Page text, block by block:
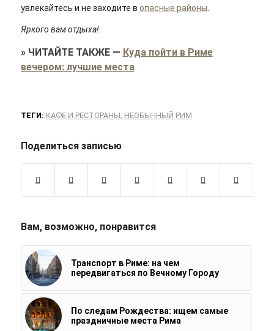
увлекайтесь и не заходите в опасные районы.
Яркого вам отдыха!
» ЧИТАЙТЕ ТАКЖЕ— Куда пойти в Риме
вечером: лучшие места
ТЕГИ: КАФЕ И РЕСТОРАНЫ НЕОБЫЧНЫЙ РИМ
Поделиться записью
Вам, возможно, понравится
Транспорт в Риме: на чем
передвигаться по Вечному Городу
По следам Рождества: ищем самые
праздничные места Рима